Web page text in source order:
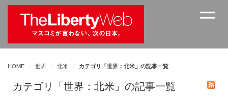
HOME 世界 北米 カテゴリ「世界：北米」の記事一覧
カテゴリ「世界：北米」の記事一覧